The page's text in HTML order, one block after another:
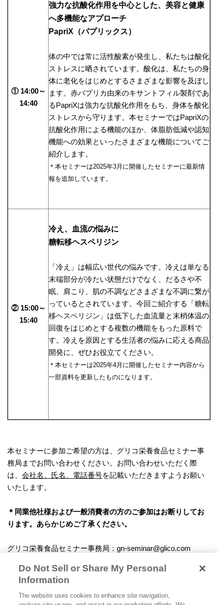
① 14:00～
14:40
強力な抗酸化作用を中心とした、美容と健康
へ多機能なアプローチ
PapriX（パプリックス）
体の中では常に活性酸素が発生し、私たちは酸化
ストレスに晒されています。酸化は、私たちの身
体に老化をはじめとするさまざまな影響を及ぼし
ます。赤パプリカ由来のキサントフィル製剤であ
るPapriXは強力な抗酸化作用をもち、身体を酸化
ストレスから守ります。本セミナーではPapriXの
抗酸化作用による機能のほか、体脂肪低減や認知
機能への効果といったさまざまな機能についてご
紹介します。
＊本セミナーは2025年3月に開催したセミナーに最新情
報を追加しています。
② 15:00～
15:40
冷え、血流の悩みに
糖転移ヘスペリジン
「冷え」は幅広い世代の悩みです。冷えは単なる
末端部分が冷たい状態だけでなく、だるさや不
眠、肩こり、肌の不調などさまざまな不調に繋が
っているとされています。今回ご紹介する「糖転
移ヘスペリジン」は低下した血流量と末梢体温の
回復をはじめとする複数の機能をもった原料で
す。冷えを原因とする生活者の悩みに応える商品
開発に、ぜひお役立てください。
＊本セミナーは2025年4月に開催したセミナー内容から
一部資料を更新したものになります。
本セミナーに参加ご希望の方は、グリコ栄養食品セミナー事
務局までお問い合わせください。お問い合わせいただく際
は、 会社名、氏名、電話番号を記載いただきますようお願い
いたします。
＊同業他社様および一般消費者の方のご参加はお断りしてお
ります。あらかじめご了承ください。
グリコ栄養食品セミナー事務局：gn-seminar@glico.com
Do Not Sell or Share My Personal
Information
The website uses cookies to enhance site navigation,